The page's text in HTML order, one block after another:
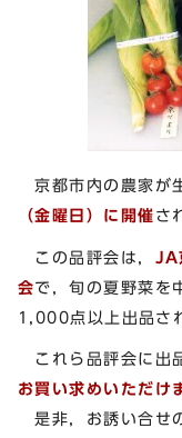
京都市内の農家が
（金曜日）に開催 さ
この品評会は， JA
会で，旬の夏野菜を
1,000点以上出品さ
これら品評会に出
お買い求めいただけ
是非，お誘い合せ